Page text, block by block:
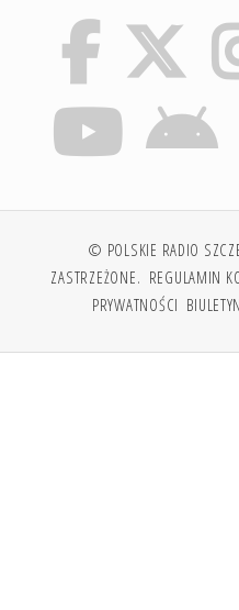
© POLSKIE RADIO
ZASTRZEŻONE. REGULAMIN
PRYWATNOŚCI